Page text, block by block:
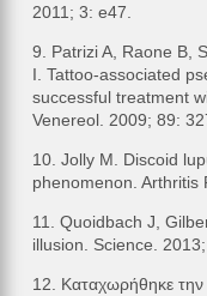
2011; 3: e47.
9. Patrizi A, Raone B,
I. Tattoo-associated
successful treatment
Venereol. 2009; 89:
10. Jolly M. Discoid
phenomenon. Arthritis
11. Quoidbach J,
illusion. Science.
12. Καταχωρήθηκε